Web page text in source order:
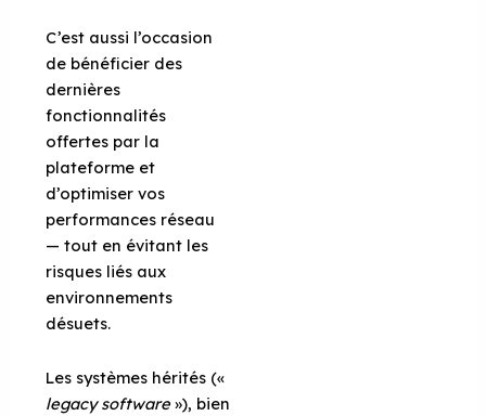
C’est aussi l’occasion
de bénéficier des
dernières
fonctionnalités
offertes par la
plateforme et
d’optimiser vos
performances réseau
— tout en évitant les
risques liés aux
environnements
désuets.
Les systèmes hérités («
legacy software »), bien